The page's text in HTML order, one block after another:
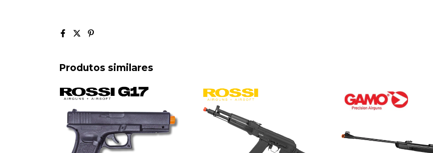
Produtos similares